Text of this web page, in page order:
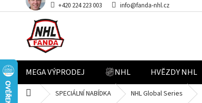
obsah
+420 224 223 003
info@fanda-nhl.cz
MEGA VÝPRODEJ NHL HVĚZDY NHL
Domů SPECIÁLNÍ NABÍDKA NHL Global Series